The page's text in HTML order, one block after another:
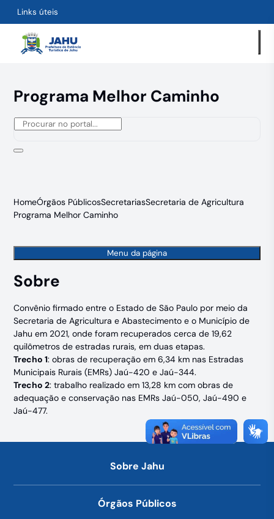
Links úteis
Programa Melhor Caminho
HomeÓrgãos PúblicosSecretariasSecretaria de Agricultura
Programa Melhor Caminho
Menu da página
Sobre
Convênio firmado entre o Estado de São Paulo por meio da
Secretaria de Agricultura e Abastecimento e o Município de
Jahu em 2021, onde foram recuperados cerca de 19,62
quilômetros de estradas rurais, em duas etapas.
Trecho 1: obras de recuperação em 6,34 km nas Estradas
Municipais Rurais (EMRs) Jaú-420 e Jaú-344.
Trecho 2: trabalho realizado em 13,28 km com obras de
adequação e conservação nas EMRs Jaú-050, Jaú-490 e
Jaú-477.
Sobre Jahu
Órgãos Públicos